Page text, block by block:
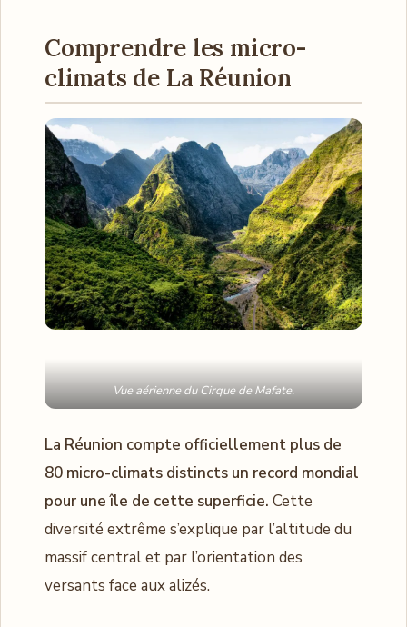
Comprendre les micro-
climats de La Réunion
Vue aérienne du Cirque de Mafate.
La Réunion compte officiellement plus de
80 micro-climats distincts un record mondial
pour une île de cette superficie. Cette
diversité extrême s’explique par l’altitude du
massif central et par l’orientation des
versants face aux alizés.